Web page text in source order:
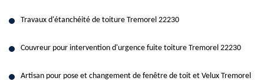
Travaux d'étanchéité de toiture Tremorel 22230
Couvreur pour intervention d'urgence fuite toiture Tremorel 22230
Artisan pour pose et changement de fenêtre de toit et Velux Tremorel